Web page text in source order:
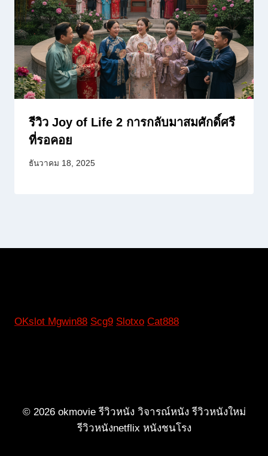
รีวิว Joy of Life 2 การกลับมาสมศักดิ์ศรี
ที่รอคอย
ธันวาคม 18, 2025
OKslot Mgwin88 Scg9 Slotxo Cat888
© 2026 okmovie รีวิวหนัง วิจารณ์หนัง รีวิวหนังใหม่
รีวิวหนังnetflix หนังชนโรง